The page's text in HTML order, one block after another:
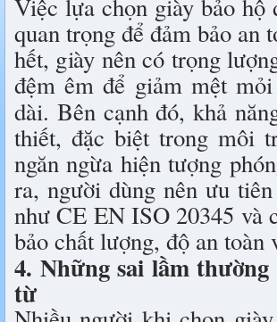
Việc lựa chọn giày bảo hộ
quan trọng để đảm bảo
hết, giày nên có trọng
đệm êm để giảm mệt
dài. Bên cạnh đó, khả
thiết, đặc biệt trong môi
ngăn ngừa hiện tượng
ra, người dùng nên ưu
như CE EN ISO 20345 và
bảo chất lượng, độ an toàn
4. Những sai lầm
từ